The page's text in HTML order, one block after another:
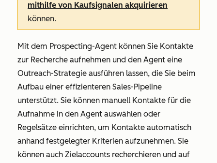
mithilfe von Kaufsignalen akquirieren
können.
Mit dem Prospecting-Agent können Sie Kontakte
zur Recherche aufnehmen und den Agent eine
Outreach-Strategie ausführen lassen, die Sie beim
Aufbau einer effizienteren Sales-Pipeline
unterstützt. Sie können manuell Kontakte für die
Aufnahme in den Agent auswählen oder
Regelsätze einrichten, um Kontakte automatisch
anhand festgelegter Kriterien aufzunehmen. Sie
können auch Zielaccounts recherchieren und auf